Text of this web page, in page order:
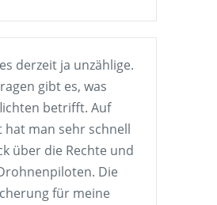
derzeit ja unzählige.
gibt es, was
betrifft. Auf
man sehr schnell
über die Rechte und
Die
für meine